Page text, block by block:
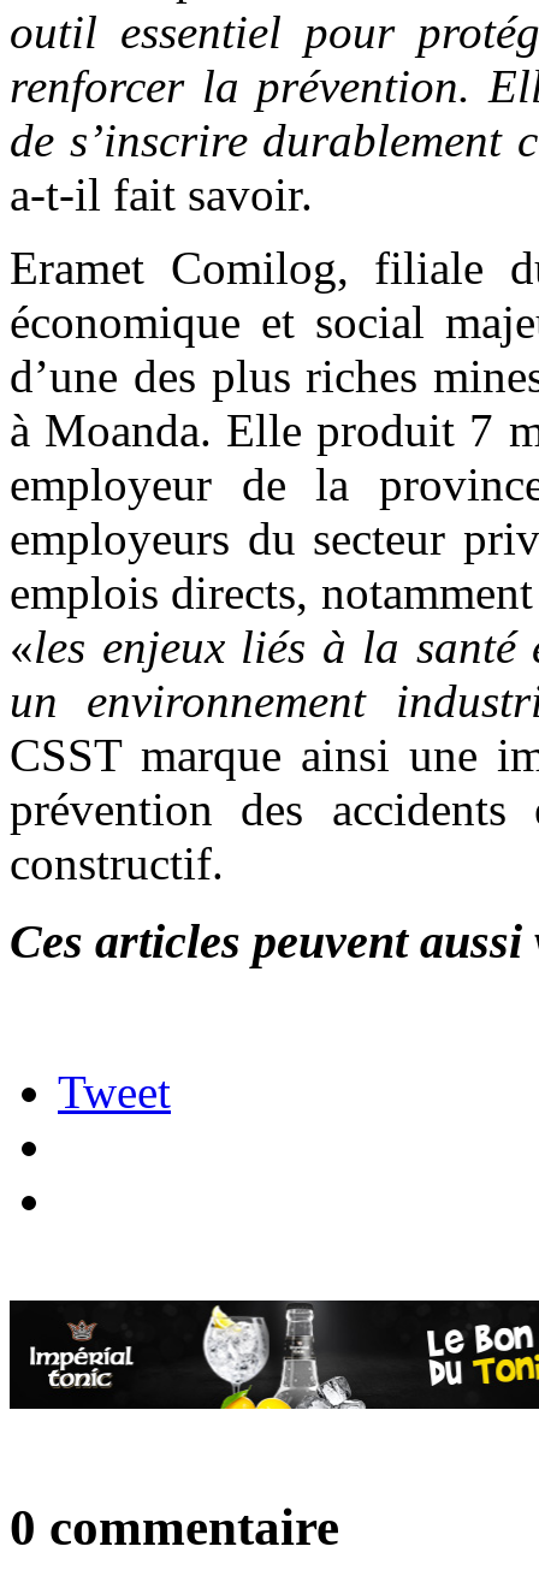
outil essentiel pour
renforcer la prévention.
de s’inscrire durablement
a-t-il fait savoir.
Eramet Comilog, filiale
économique et social
d’une des plus riches
à Moanda. Elle produit 7
employeur de la
employeurs du secteur
emplois directs,
«les enjeux liés à la santé
un environnement
CSST marque ainsi une
prévention des
constructif.
Ces articles peuvent
Tweet
0 commentaire